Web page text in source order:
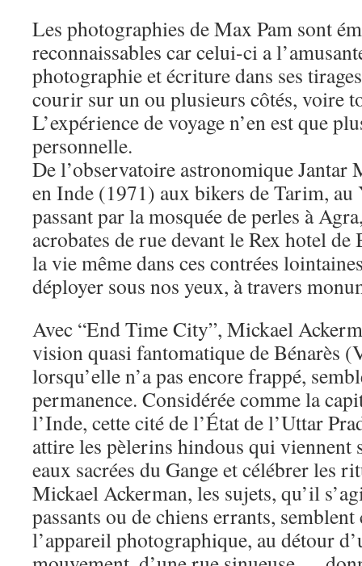
Les photographies de Max Pam sont
reconnaissables car celui-ci a
photographie et écriture dans ses
courir sur un ou plusieurs côtés, voire
L’expérience de voyage n’en est que
personnelle.
De l’observatoire astronomique Jantar
en Inde (1971) aux bikers de Tarim, au
passant par la mosquée de perles à
acrobates de rue devant le Rex hotel
la vie même dans ces contrées
déployer sous nos yeux, à travers
Avec “End Time City”, Mickael
vision quasi fantomatique de Bénarès
lorsqu’elle n’a pas encore frappé,
permanence. Considérée comme la
l’Inde, cette cité de l’État de l’Uttar
attire les pèlerins hindous qui viennent
eaux sacrées du Gange et célébrer les
Mickael Ackerman, les sujets, qu’il
passants ou de chiens errants,
l’appareil photographique, au détour